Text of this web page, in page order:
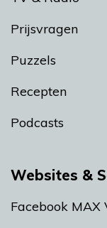
Prijsvragen
Puzzels
Recepten
Podcasts
Websites &
Facebook MAX